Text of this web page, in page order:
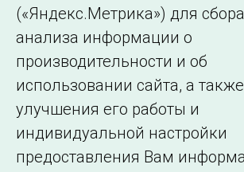
Страница 3 из 4.
Назад 1 2 3 4 Далее
©2005–2026 АО «СО ЕЭС»
Филиалы и
(«Яндекс.Метрика») для
анализа информации о
производительности и об
использовании сайта, а
улучшения его работы и
индивидуальной настройки
предоставления Вам